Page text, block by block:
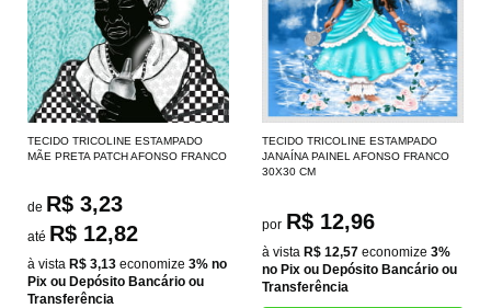
TECIDO TRICOLINE ESTAMPADO
MÃE PRETA PATCH AFONSO FRANCO
de R$ 3,23
até R$ 12,82
à vista R$ 3,13 economize 3% no
Pix ou Depósito Bancário ou
Transferência
TECIDO TRICOLINE ESTAMPADO
JANAÍNA PAINEL AFONSO FRANCO
30X30 CM
por R$ 12,96
à vista R$ 12,57 economize 3%
no Pix ou Depósito Bancário ou
Transferência